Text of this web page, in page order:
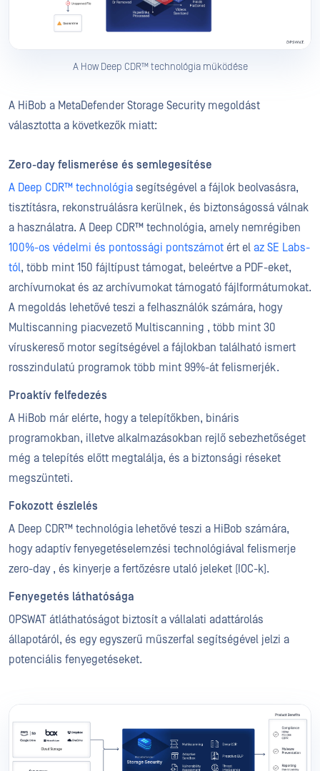
A How Deep CDR™ technológia működése
A HiBob a MetaDefender Storage Security megoldást
választotta a következők miatt:
Zero-day felismerése és semlegesítése
A Deep CDR™ technológia segítségével a fájlok beolvasásra,
tisztításra, rekonstruálásra kerülnek, és biztonságossá válnak
a használatra. A Deep CDR™ technológia, amely nemrégiben
100%-os védelmi és pontossági pontszámot ért el az SE Labs-
tól, több mint 150 fájltípust támogat, beleértve a PDF-eket,
archívumokat és az archívumokat támogató fájlformátumokat.
A megoldás lehetővé teszi a felhasználók számára, hogy
Multiscanning piacvezető Multiscanning , több mint 30
víruskereső motor segítségével a fájlokban található ismert
rosszindulatú programok több mint 99%-át felismerjék.
Proaktív felfedezés
A HiBob már elérte, hogy a telepítőkben, bináris
programokban, illetve alkalmazásokban rejlő sebezhetőséget
még a telepítés előtt megtalálja, és a biztonsági réseket
megszünteti.
Fokozott észlelés
A Deep CDR™ technológia lehetővé teszi a HiBob számára,
hogy adaptív fenyegetéselemzési technológiával felismerje
zero-day , és kinyerje a fertőzésre utaló jeleket (IOC-k).
Fenyegetés láthatósága
OPSWAT átláthatóságot biztosít a vállalati adattárolás
állapotáról, és egy egyszerű műszerfal segítségével jelzi a
potenciális fenyegetéseket.